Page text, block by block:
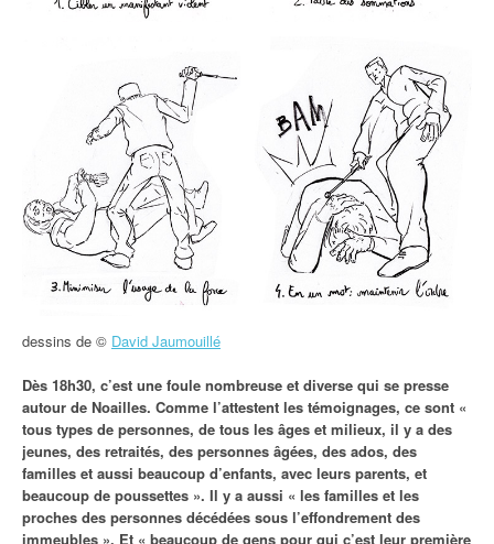
dessins de © David Jaumouillé
Dès 18h30, c’est une foule nombreuse et diverse qui se presse
autour de Noailles. Comme l’attestent les témoignages, ce sont «
tous types de personnes, de tous les âges et milieux, il y a des
jeunes, des retraités, des personnes âgées, des ados, des
familles et aussi beaucoup d’enfants, avec leurs parents, et
beaucoup de poussettes ». Il y a aussi « les familles et les
proches des personnes décédées sous l’effondrement des
immeubles ». Et « beaucoup de gens pour qui c’est leur première